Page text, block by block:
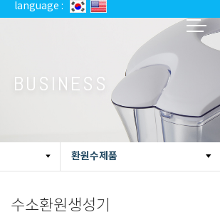
language :
BUSINESS
환원수제품
수소환원생성기